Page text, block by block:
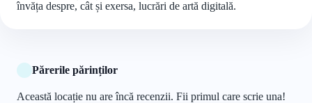
învăța despre, cât și exersa, lucrări de artă digitală.
Părerile părinților
Această locație nu are încă recenzii. Fii primul care scrie una!